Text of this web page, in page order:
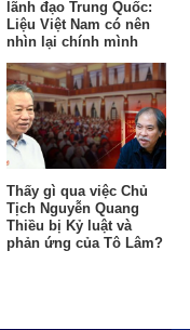
lãnh đạo Trung Quốc:
Liệu Việt Nam có nên
nhìn lại chính mình
Thấy gì qua việc Chủ
Tịch Nguyễn Quang
Thiều bị Kỷ luật và
phản ứng của Tô Lâm?